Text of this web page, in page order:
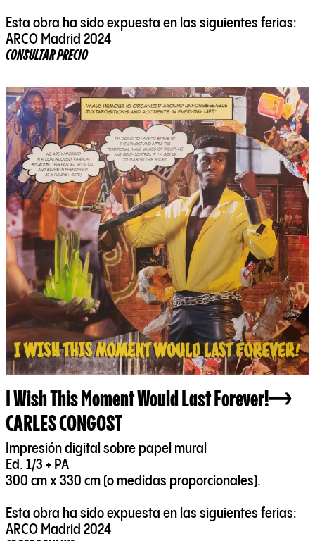
Esta obra ha sido expuesta en las siguientes ferias:
ARCO Madrid 2024
CONSULTAR PRECIO
I Wish This Moment Would Last Forever!
CARLES CONGOST
Impresión digital sobre papel mural
Ed. 1/3 + PA
300 cm x 330 cm (o medidas proporcionales).
Esta obra ha sido expuesta en las siguientes ferias:
ARCO Madrid 2024